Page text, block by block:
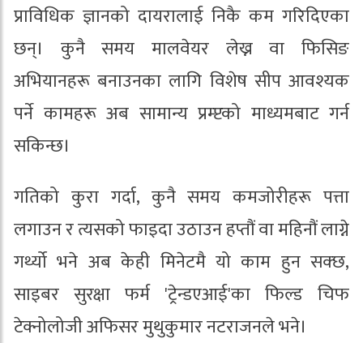
प्राविधिक ज्ञानको दायरालाई निकै कम गरिदिएका
छन्। कुनै समय मालवेयर लेख्न वा फिसिङ
अभियानहरू बनाउनका लागि विशेष सीप आवश्यक
पर्ने कामहरू अब सामान्य प्रम्प्टको माध्यमबाट गर्न
सकिन्छ।
गतिको कुरा गर्दा, कुनै समय कमजोरीहरू पत्ता
लगाउन र त्यसको फाइदा उठाउन हप्तौं वा महिनौं लाग्ने
गर्थ्यो भने अब केही मिनेटमै यो काम हुन सक्छ,
साइबर सुरक्षा फर्म 'ट्रेन्डएआई'का फिल्ड चिफ
टेक्नोलोजी अफिसर मुथुकुमार नटराजनले भने।